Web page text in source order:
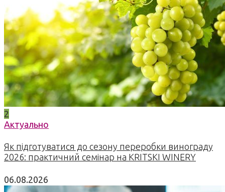
2
Актуально
Як підготуватися до сезону переробки винограду
2026: практичний семінар на KRITSKI WINERY
06.08.2026